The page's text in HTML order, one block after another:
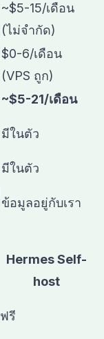
~$5-15/เดือน
(ไม่จำกัด)
$0-6/เดือน
(VPS ถูก)
~$5-21/เดือน
มีในตัว
มีในตัว
ข้อมูลอยู่กับเรา
Hermes Self-
host
ฟรี